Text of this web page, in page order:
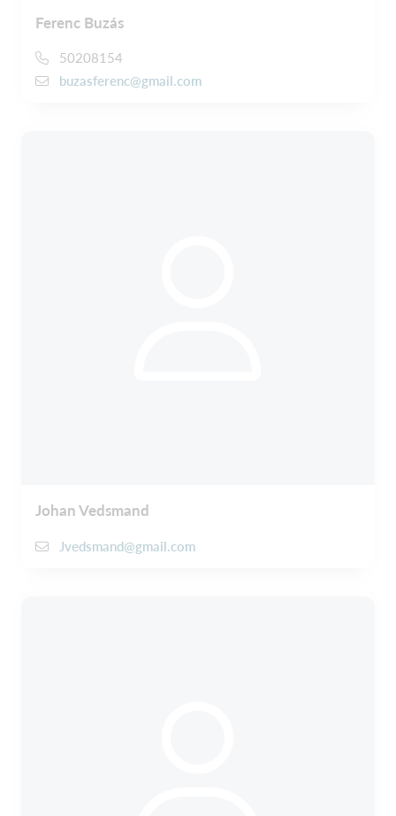
Ferenc Buzás
50208154
buzasferenc@gmail.com
Johan Vedsmand
Jvedsmand@gmail.com